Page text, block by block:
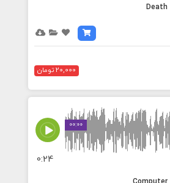
20,000 تومان
00:00
0:24